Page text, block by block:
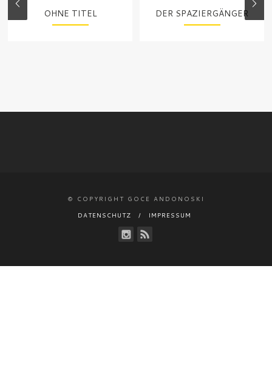
OHNE TITEL DER SPAZIERGÄNGER
© COPYRIGHT GOCE ANDONOSKI
DATENSCHUTZ
IMPRESSUM